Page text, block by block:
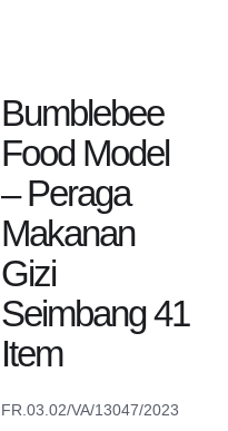
Bumblebee
Food Model
– Peraga
Makanan
Gizi
Seimbang 41
Item
FR.03.02/VA/13047/2023